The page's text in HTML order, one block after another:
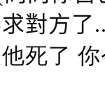
對方
死了